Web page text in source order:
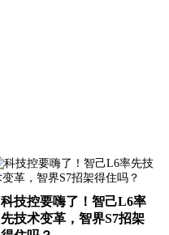
科技控要嗨了！智己L6率
先技术变革，智界S7招架